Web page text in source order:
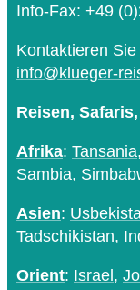
Info-Fax: +49
Kontaktieren Sie
info@klueger-
Reisen,
Afrika: Tansania,
Sambia,
Asien:
Tadschikistan,
Orient: Israel,